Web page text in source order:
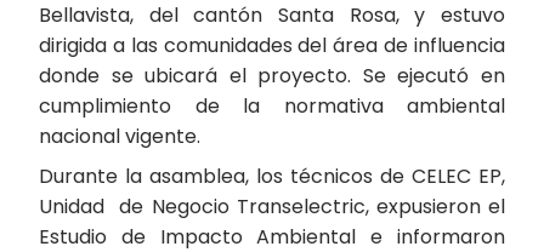
Bellavista, del cantón Santa Rosa, y estuvo
dirigida a las comunidades del área de influencia
donde se ubicará el proyecto. Se ejecutó en
cumplimiento de la normativa ambiental
nacional vigente.
Durante la asamblea, los técnicos de CELEC EP,
Unidad de Negocio Transelectric, expusieron el
Estudio de Impacto Ambiental e informaron